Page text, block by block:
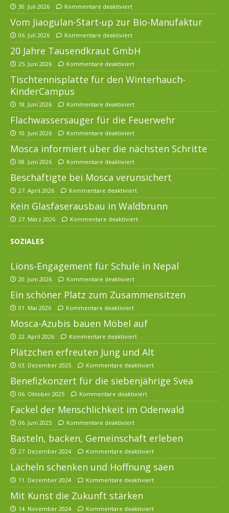
30. Juli 2026 Kommentare deaktiviert
Vom Jiaogulan-Start-up zur Bio-Manufaktur
06. Juli 2026 Kommentare deaktiviert
20 Jahre Tausendkraut GmbH
25. Juni 2026 Kommentare deaktiviert
Tischtennisplatte für den Winterhauch-
KinderCampus
18. Juni 2026 Kommentare deaktiviert
Flachwassersauger für die Feuerwehr
10. Juni 2026 Kommentare deaktiviert
Mosca informiert über die nächsten Schritte
08. Juni 2026 Kommentare deaktiviert
Beschäftigte bei Mosca verunsichert
27. April 2026 Kommentare deaktiviert
Kein Glasfaserausbau in Waldbrunn
27. März 2026 Kommentare deaktiviert
SOZIALES
Lions-Engagement für Schule in Nepal
20. Juni 2026 Kommentare deaktiviert
Ein schöner Platz zum Zusammensitzen
01. Mai 2026 Kommentare deaktiviert
Mosca-Azubis bauen Möbel auf
22. April 2026 Kommentare deaktiviert
Plätzchen erfreuten Jung und Alt
03. Dezember 2025 Kommentare deaktiviert
Benefizkonzert für die siebenjährige Svea
06. Oktober 2025 Kommentare deaktiviert
Fackel der Menschlichkeit im Odenwald
06. Juni 2025 Kommentare deaktiviert
Basteln, backen, Gemeinschaft erleben
27. Dezember 2024 Kommentare deaktiviert
Lächeln schenken und Hoffnung säen
11. Dezember 2024 Kommentare deaktiviert
Mit Kunst die Zukunft stärken
14. November 2024 Kommentare deaktiviert